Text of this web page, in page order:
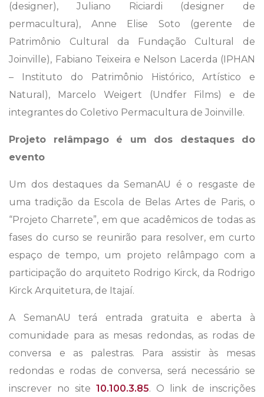
(designer), Juliano Riciardi (designer de
permacultura), Anne Elise Soto (gerente de
Patrimônio Cultural da Fundação Cultural de
Joinville), Fabiano Teixeira e Nelson Lacerda (IPHAN
– Instituto do Patrimônio Histórico, Artístico e
Natural), Marcelo Weigert (Undfer Films) e de
integrantes do Coletivo Permacultura de Joinville.
Projeto relâmpago é um dos destaques do
evento
Um dos destaques da SemanAU é o resgaste de
uma tradição da Escola de Belas Artes de Paris, o
“Projeto Charrete”, em que acadêmicos de todas as
fases do curso se reunirão para resolver, em curto
espaço de tempo, um projeto relâmpago com a
participação do arquiteto Rodrigo Kirck, da Rodrigo
Kirck Arquitetura, de Itajaí.
A SemanAU terá entrada gratuita e aberta à
comunidade para as mesas redondas, as rodas de
conversa e as palestras. Para assistir às mesas
redondas e rodas de conversa, será necessário se
inscrever no site 10.100.3.85. O link de inscrições